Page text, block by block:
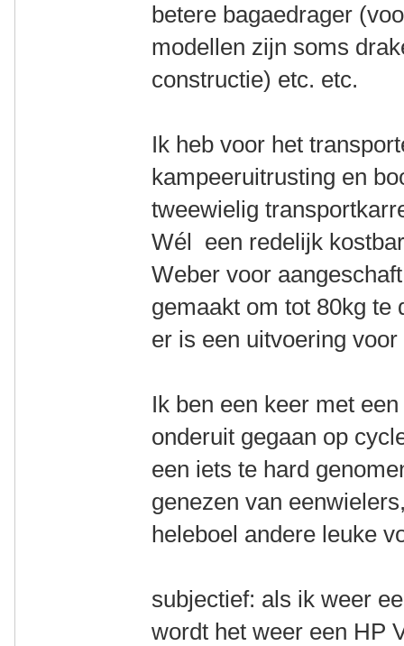
betere bagaedrager
modellen zijn soms
constructie) etc. etc.
Ik heb voor het
kampeeruitrusting en
tweewielig
Wél een redelijk
Weber voor
gemaakt om tot 80kg te
er is een uitvoering
Ik ben een keer met
onderuit gegaan op
een iets te hard
genezen van
heleboel andere leuke
subjectief: als ik weer
wordt het weer een HP